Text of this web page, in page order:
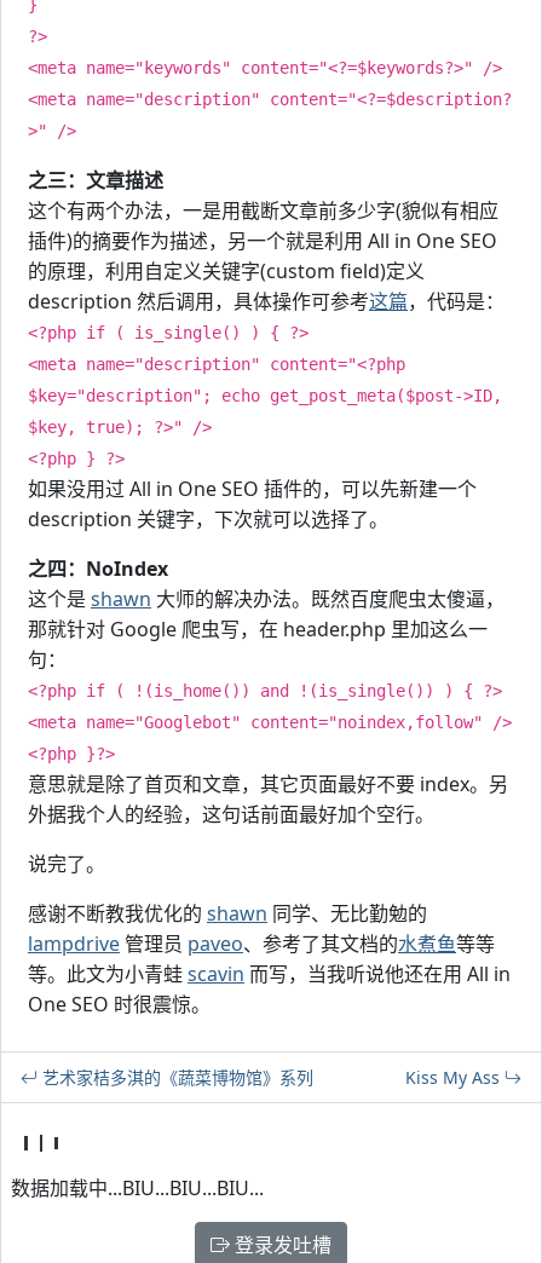
}
?>
<meta name="keywords" content="<?=$keywords?>" />
<meta name="description" content="<?=$description?
>" />
之三：文章描述
这个有两个办法，一是用截断文章前多少字(貌似有相应
插件)的摘要作为描述，另一个就是利用 All in One SEO
的原理，利用自定义关键字(custom field)定义
description 然后调用，具体操作可参考这篇，代码是：
<?php if ( is_single() ) { ?>
<meta name="description" content="<?php
$key="description"; echo get_post_meta($post->ID,
$key, true); ?>" />
<?php } ?>
如果没用过 All in One SEO 插件的，可以先新建一个
description 关键字，下次就可以选择了。
之四：NoIndex
这个是 shawn 大师的解决办法。既然百度爬虫太傻逼，
那就针对 Google 爬虫写，在 header.php 里加这么一
句：
<?php if ( !(is_home()) and !(is_single()) ) { ?>
<meta name="Googlebot" content="noindex,follow" />
<?php }?>
意思就是除了首页和文章，其它页面最好不要 index。另
外据我个人的经验，这句话前面最好加个空行。
说完了。
感谢不断教我优化的 shawn 同学、无比勤勉的
lampdrive 管理员 paveo、参考了其文档的水煮鱼等等
等。此文为小青蛙scavin 而写，当我听说他还在用 All in
One SEO 时很震惊。
艺术家桔多淇的《蔬菜博物馆》系列 Kiss My Ass
数据加载中...BIU...BIU...BIU...
登录发吐槽